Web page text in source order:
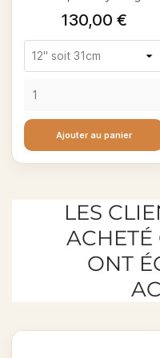
Prix
130,00 €
Ajouter au panier
LES
ONT